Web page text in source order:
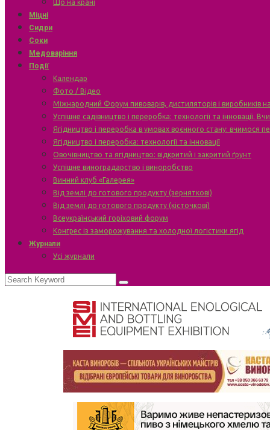
Що на крані
Міцні
Сидри
Соки
Медоваріння
Події
Календар
Фото / Відео
Міжнародний Форум пивоварів, дистиляторів і виробників
Успішне садівництво і переробка: технології та інновації.
Ягідництво і переробка в умовах воєнного стану: вчимося
Ягідництво і переробка: технології та інновації
Овочівництво та ягідництво: відкритий і закритий ґрунт
Успішне виноградарство і виноробство
Винний клуб «Галерея»
Від землі до готового продукту (зерняткові)
Від землі до готового продукту (кісточкові)
Всеукраїнський горіховий форум
Конгрес із заморожування та холодної логістики ягід
Журнали
Усі журнали